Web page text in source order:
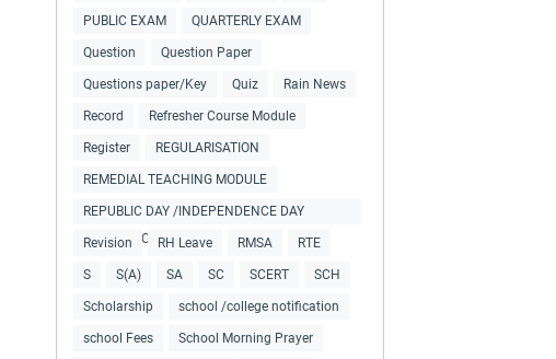
PUBLIC EXAM QUARTERLY EXAM
Question Question Paper
Questions paper/Key Quiz Rain News
Record Refresher Course Module
Register REGULARISATION
REMEDIAL TEACHING MODULE
REPUBLIC DAY /INDEPENDENCE DAY
COLLECTIONS
Revision RH Leave RMSA RTE
S S(A) SA SC SCERT SCH
Scholarship school /college notification
school Fees School Morning Prayer